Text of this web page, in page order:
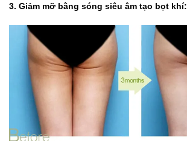
3. Giảm mỡ bằng sóng siêu âm tạo bọt khí: